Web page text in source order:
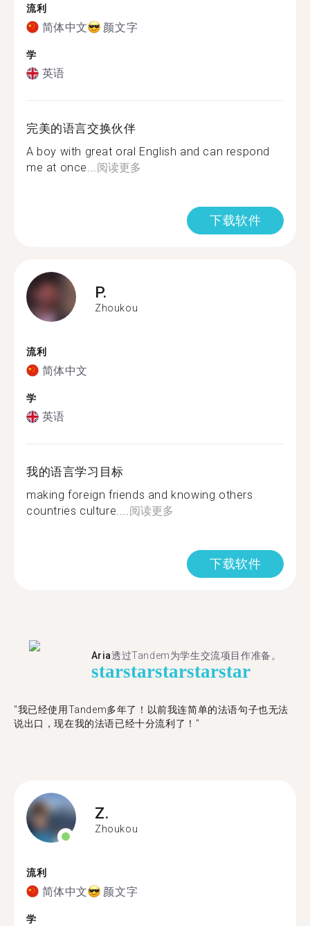
流利
简体中文 颜文字
学
英语
完美的语言交换伙伴
A boy with great oral English and can respond
me at once...阅读更多
下载软件
P.
Zhoukou
流利
简体中文
学
英语
我的语言学习目标
making foreign friends and knowing others
countries culture....阅读更多
下载软件
Aria透过Tandem为学生交流项目作准备。
starstarstarstarstar
"​​我已经使用Tandem多年了！以前我连简单的法语句子也无法
说出口，现在我的法语已经十分流利了！"
Z.
Zhoukou
流利
简体中文 颜文字
学